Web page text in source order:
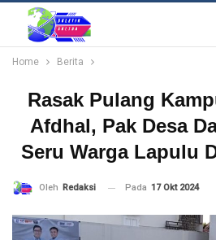
Home Berita
Rasak Pulang
Afdhal, Pak Desa
Seru Warga Lapulu
Oleh Redaksi Pada 17 Okt 2024